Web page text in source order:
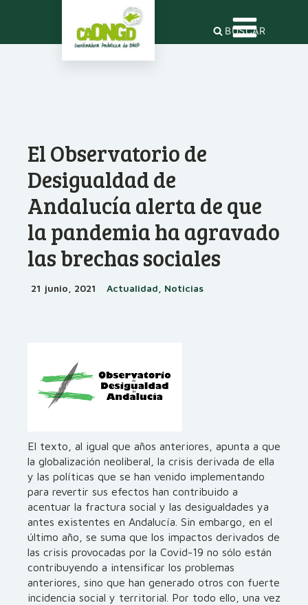
BUSCAR
El Observatorio de
Desigualdad de
Andalucía alerta de que
la pandemia ha agravado
las brechas sociales
21 junio, 2021 Actualidad, Noticias
El texto, al igual que años anteriores, apunta a que
la globalización neoliberal, la crisis derivada de ella
y las políticas que se han venido implementando
para revertir sus efectos han contribuido a
acentuar la fractura social y las desigualdades ya
antes existentes en Andalucía. Sin embargo, en el
último año, se suma que los impactos derivados de
las crisis provocadas por la Covid-19 no sólo están
contribuyendo a intensificar los problemas
anteriores, sino que han generado otros con fuerte
incidencia social y territorial. Por todo ello, una vez